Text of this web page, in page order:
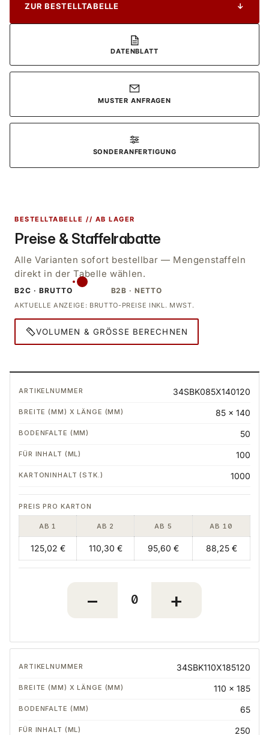
ZUR BESTELLTABELLE ↓
DATENBLATT
MUSTER ANFRAGEN
SONDERANFERTIGUNG
BESTELLTABELLE // AB LAGER
Preise & Staffelrabatte
Alle Varianten sofort bestellbar — Mengenstaffeln
direkt in der Tabelle wählen.
B2C · BRUTTO B2B · NETTO
AKTUELLE ANZEIGE: BRUTTO-PREISE INKL. MWST.
VOLUMEN & GRÖSSE BERECHNEN
34SBK085X140120
85 x 140
50
100
1000
AB 1 AB 2 AB 5 AB 10
125,02 € 110,30 € 95,60 € 88,25 €
34SBK110X185120
110 x 185
65
250